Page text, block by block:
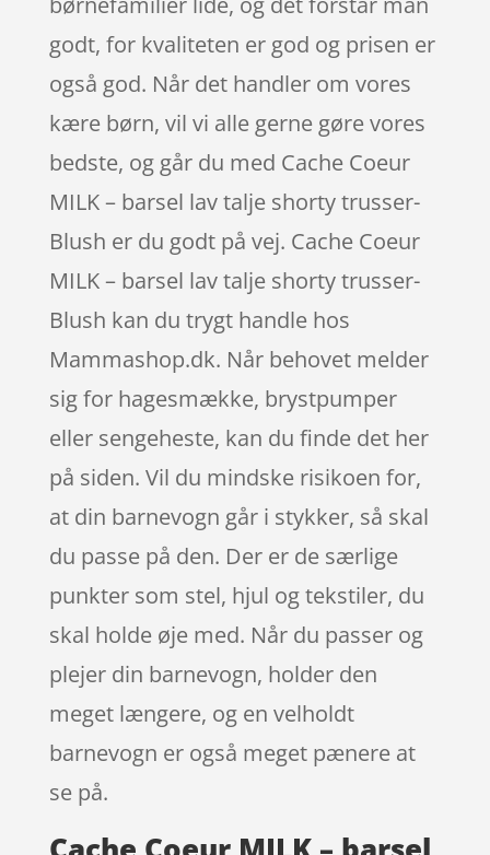
godt, for kvaliteten er god og prisen er
også god. Når det handler om vores
kære børn, vil vi alle gerne gøre vores
bedste, og går du med Cache Coeur
MILK – barsel lav talje shorty trusser-
Blush er du godt på vej. Cache Coeur
MILK – barsel lav talje shorty trusser-
Blush kan du trygt handle hos
Mammashop.dk. Når behovet melder
sig for hagesmække, brystpumper
eller sengeheste, kan du finde det her
på siden. Vil du mindske risikoen for,
at din barnevogn går i stykker, så skal
du passe på den. Der er de særlige
punkter som stel, hjul og tekstiler, du
skal holde øje med. Når du passer og
plejer din barnevogn, holder den
meget længere, og en velholdt
barnevogn er også meget pænere at
se på.